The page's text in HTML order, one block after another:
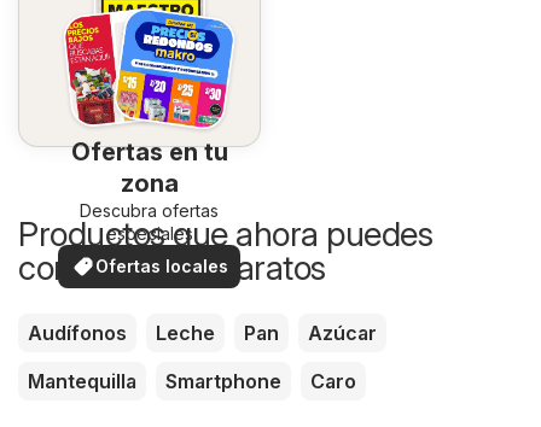
Ofertas en tu
zona
Descubra ofertas
especiales
Ofertas locales
Productos que ahora puedes
comprar más baratos
Audífonos Leche Pan
Azúcar
Mantequilla
Smartphone Caro